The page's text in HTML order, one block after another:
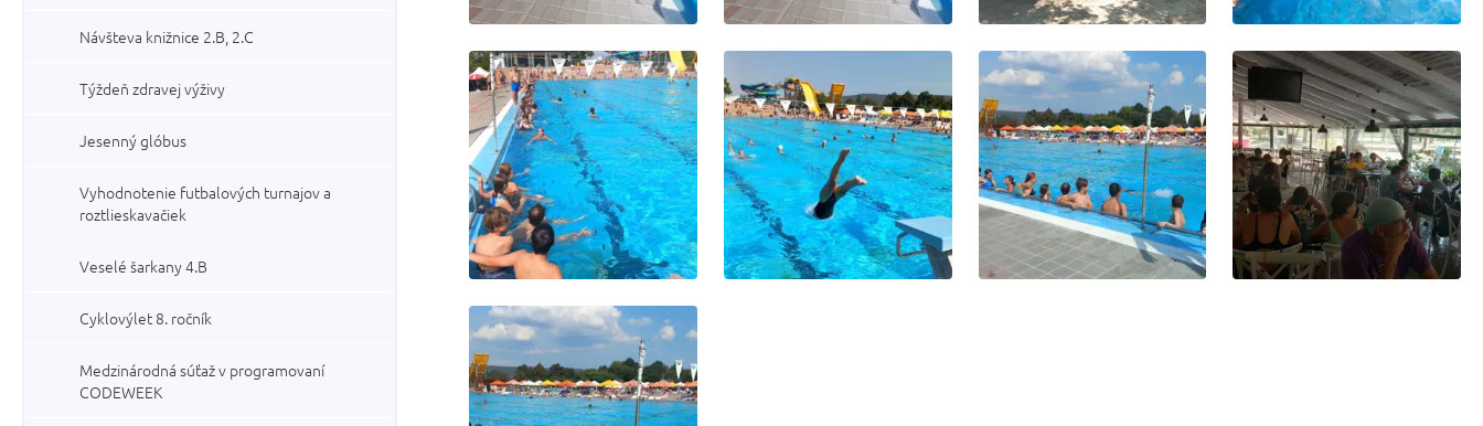
Návšteva knižnice 2.B, 2.C
Týždeň zdravej výživy
Jesenný glóbus
Vyhodnotenie futbalových turnajov a
roztlieskavačiek
Veselé šarkany 4.B
Cyklovýlet 8. ročník
Medzinárodná súťaž v programovaní
CODEWEEK